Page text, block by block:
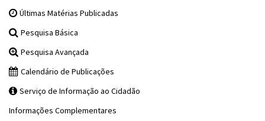
Últimas Matérias Publicadas
Pesquisa Básica
Pesquisa Avançada
Calendário de Publicações
Serviço de Informação ao Cidadão
Informações Complementares